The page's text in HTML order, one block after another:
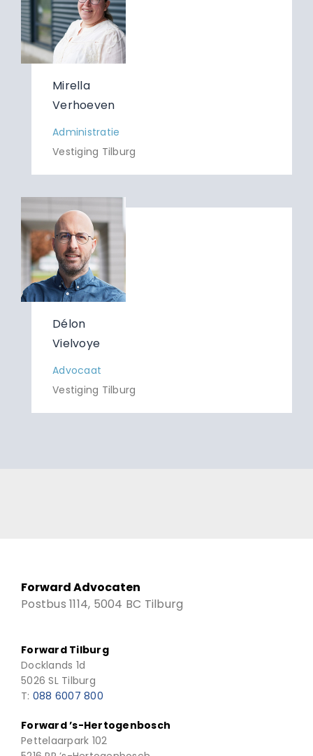
Mirella
Verhoeven
Administratie
Vestiging Tilburg
Délon
Vielvoye
Advocaat
Vestiging Tilburg
Forward Advocaten
Postbus 1114, 5004 BC Tilburg
Forward Tilburg
Docklands 1d
5026 SL Tilburg
T: 088 6007 800
Forward ’s-Hertogenbosch
Pettelaarpark 102